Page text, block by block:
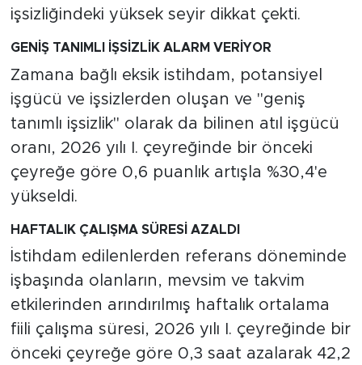
işsizliğindeki yüksek seyir dikkat çekti.
GENİŞ TANIMLI İŞSİZLİK ALARM VERİYOR
Zamana bağlı eksik istihdam, potansiyel
işgücü ve işsizlerden oluşan ve "geniş
tanımlı işsizlik" olarak da bilinen atıl işgücü
oranı, 2026 yılı I. çeyreğinde bir önceki
çeyreğe göre 0,6 puanlık artışla %30,4'e
yükseldi.
HAFTALIK ÇALIŞMA SÜRESİ AZALDI
İstihdam edilenlerden referans döneminde
işbaşında olanların, mevsim ve takvim
etkilerinden arındırılmış haftalık ortalama
fiili çalışma süresi, 2026 yılı I. çeyreğinde bir
önceki çeyreğe göre 0,3 saat azalarak 42,2